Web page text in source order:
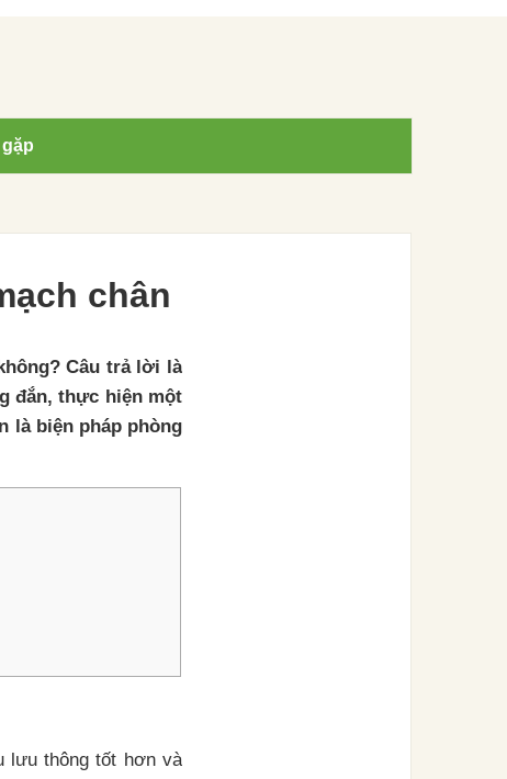
chân
Câu trả lời là
đắn, thực hiện một
là biện pháp phòng
lưu thông tốt hơn và